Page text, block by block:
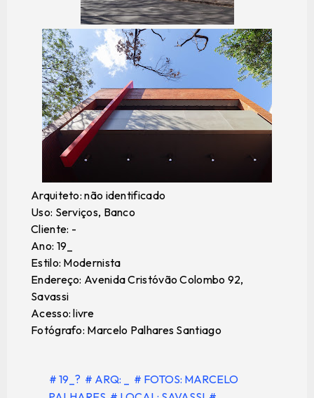
Arquiteto: não identificado
Uso: Serviços, Banco
Cliente: -
Ano: 19_
Estilo: Modernista
Endereço: Avenida Cristóvão Colombo 92,
Savassi
Acesso: livre
Fotógrafo: Marcelo Palhares Santiago
# 19_? # ARQ: _
# FOTOS: MARCELO